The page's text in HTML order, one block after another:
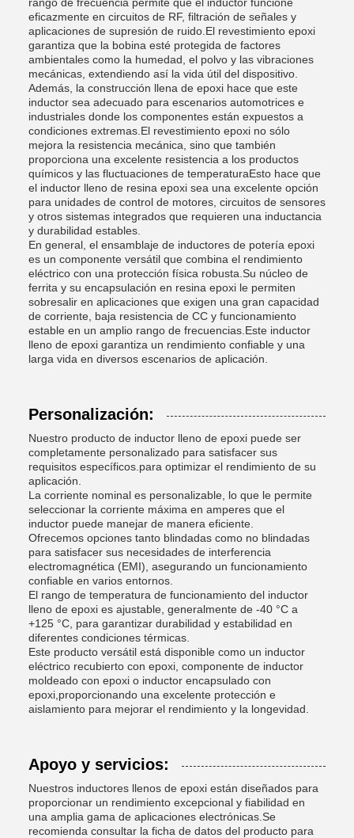
eficazmente en circuitos de RF, filtración de señales y
aplicaciones de supresión de ruido.El revestimiento epoxi
garantiza que la bobina esté protegida de factores
ambientales como la humedad, el polvo y las vibraciones
mecánicas, extendiendo así la vida útil del dispositivo.
Además, la construcción llena de epoxi hace que este
inductor sea adecuado para escenarios automotrices e
industriales donde los componentes están expuestos a
condiciones extremas.El revestimiento epoxi no sólo
mejora la resistencia mecánica, sino que también
proporciona una excelente resistencia a los productos
químicos y las fluctuaciones de temperaturaEsto hace que
el inductor lleno de resina epoxi sea una excelente opción
para unidades de control de motores, circuitos de sensores
y otros sistemas integrados que requieren una inductancia
y durabilidad estables.
En general, el ensamblaje de inductores de potería epoxi
es un componente versátil que combina el rendimiento
eléctrico con una protección física robusta.Su núcleo de
ferrita y su encapsulación en resina epoxi le permiten
sobresalir en aplicaciones que exigen una gran capacidad
de corriente, baja resistencia de CC y funcionamiento
estable en un amplio rango de frecuencias.Este inductor
lleno de epoxi garantiza un rendimiento confiable y una
larga vida en diversos escenarios de aplicación.
Personalización:
Nuestro producto de inductor lleno de epoxi puede ser
completamente personalizado para satisfacer sus
requisitos específicos.para optimizar el rendimiento de su
aplicación.
La corriente nominal es personalizable, lo que le permite
seleccionar la corriente máxima en amperes que el
inductor puede manejar de manera eficiente.
Ofrecemos opciones tanto blindadas como no blindadas
para satisfacer sus necesidades de interferencia
electromagnética (EMI), asegurando un funcionamiento
confiable en varios entornos.
El rango de temperatura de funcionamiento del inductor
lleno de epoxi es ajustable, generalmente de -40 °C a
+125 °C, para garantizar durabilidad y estabilidad en
diferentes condiciones térmicas.
Este producto versátil está disponible como un inductor
eléctrico recubierto con epoxi, componente de inductor
moldeado con epoxi o inductor encapsulado con
epoxi,proporcionando una excelente protección e
aislamiento para mejorar el rendimiento y la longevidad.
Apoyo y servicios:
Nuestros inductores llenos de epoxi están diseñados para
proporcionar un rendimiento excepcional y fiabilidad en
una amplia gama de aplicaciones electrónicas.Se
recomienda consultar la ficha de datos del producto para